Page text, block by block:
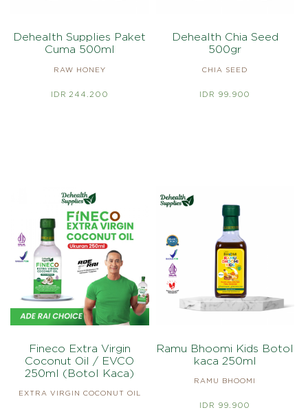
Dehealth Supplies Paket
Cuma 500ml
RAW HONEY
IDR 244.200
Dehealth Chia Seed
500gr
CHIA SEED
IDR 99.900
Fineco Extra Virgin
Coconut Oil / EVCO
250ml (Botol Kaca)
EXTRA VIRGIN COCONUT OIL
Ramu Bhoomi Kids Botol
kaca 250ml
RAMU BHOOMI
IDR 99.900